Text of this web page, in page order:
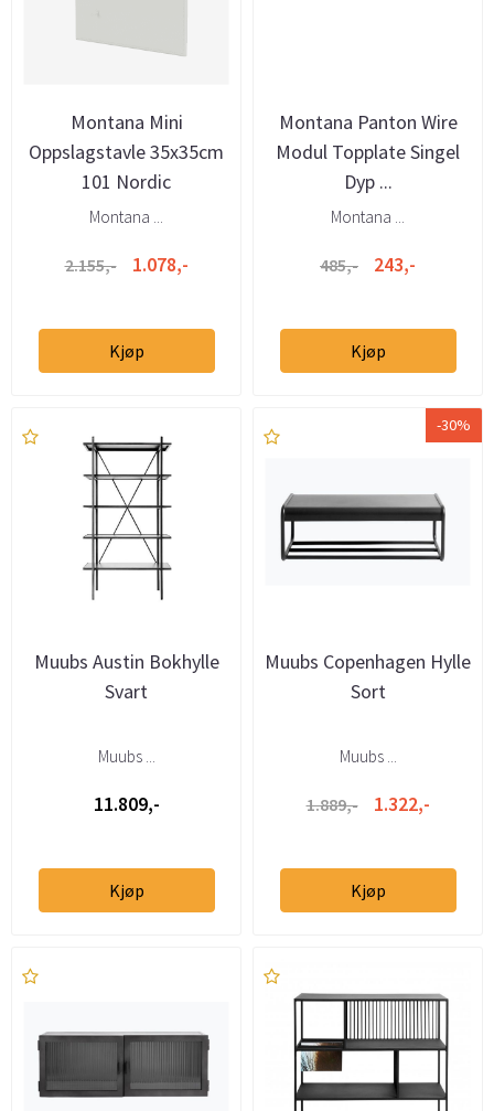
Montana Mini
Oppslagstavle 35x35cm
101 Nordic
Montana ...
2.155,- 1.078,-
Kjøp
Montana Panton Wire
Modul Topplate Singel
Dyp ...
Montana ...
485,- 243,-
Kjøp
Muubs Austin Bokhylle
Svart
Muubs ...
11.809,-
Kjøp
-30%
Muubs Copenhagen Hylle
Sort
Muubs ...
1.889,- 1.322,-
Kjøp